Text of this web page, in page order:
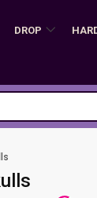
DROP